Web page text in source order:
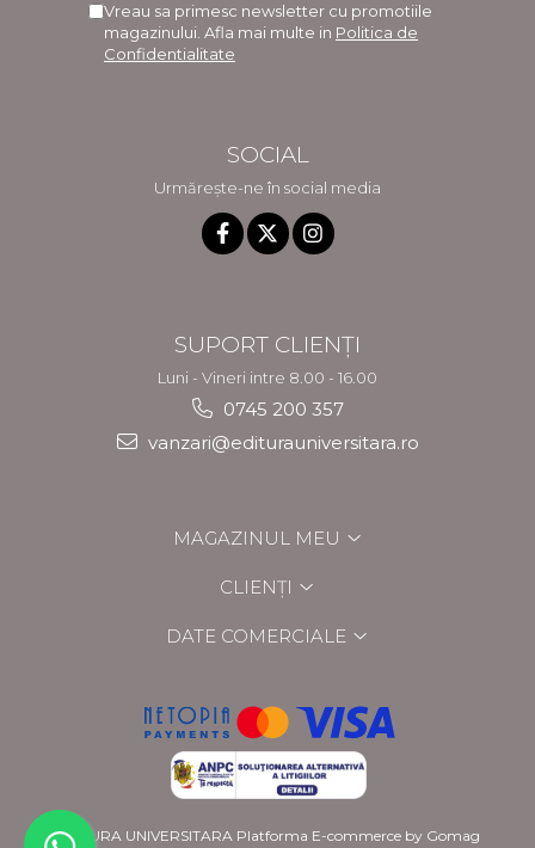
Vreau sa primesc newsletter cu promotiile
magazinului. Afla mai multe in Politica de
Confidentialitate
SOCIAL
Urmărește-ne în social media
SUPORT CLIENȚI
Luni - Vineri intre 8.00 - 16.00
0745 200 357
vanzari@editurauniversitara.ro
MAGAZINUL MEU
CLIENȚI
DATE COMERCIALE
EDITURA UNIVERSITARA Platforma E-commerce by Gomag